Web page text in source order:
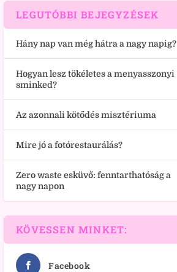
LEGUTÓBBI BEJEGYZÉSEK
Hány nap van még hátra a nagy napig?
Hogyan lesz tökéletes a menyasszonyi
sminked?
Az azonnali kötődés misztériuma
Mire jó a fotórestaurálás?
Zero waste esküvő: fenntarthatóság a
nagy napon
KÖVESSEN MINKET:
Facebook